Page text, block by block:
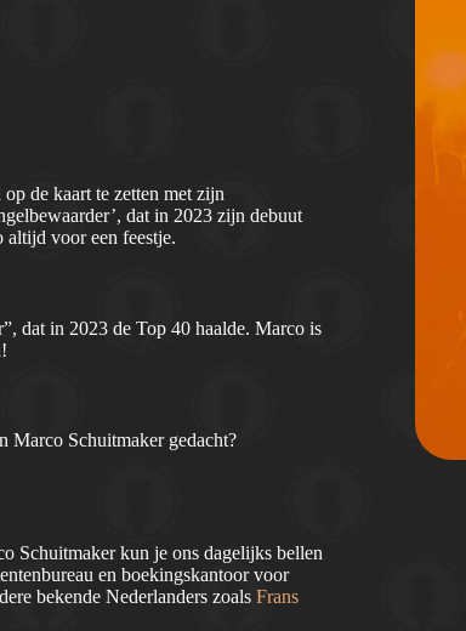
de kaart te zetten met zijn
dat in 2023 zijn debuut
voor een feestje.
dat in 2023 de Top 40 haalde. Marco is
Marco Schuitmaker gedacht?
Schuitmaker kun je ons dagelijks bellen
en boekingskantoor voor
bekende Nederlanders zoals Frans